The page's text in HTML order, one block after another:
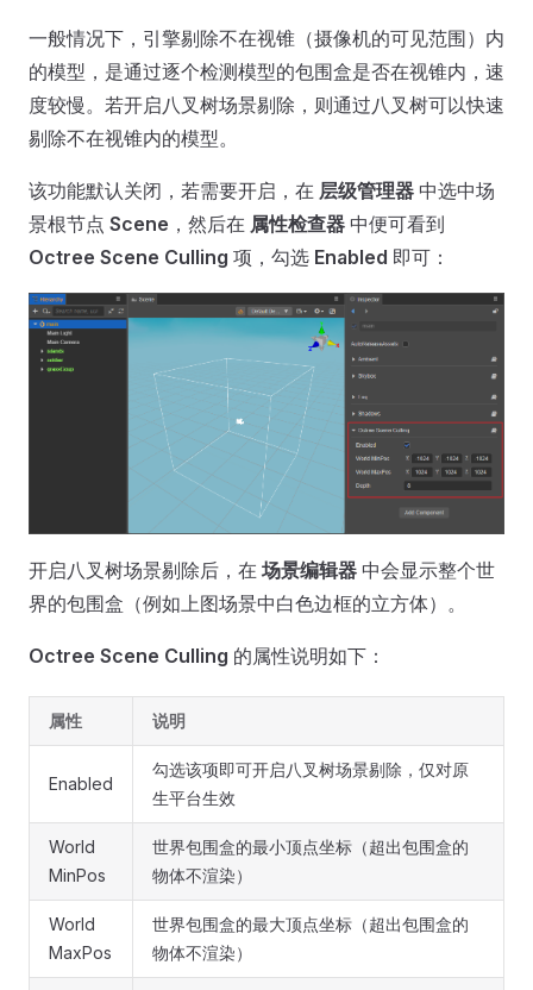
一般情况下，引擎剔除不在视锥（摄像机的可见范围）内
的模型，是通过逐个检测模型的包围盒是否在视锥内，速
度较慢。若开启八叉树场景剔除，则通过八叉树可以快速
剔除不在视锥内的模型。
该功能默认关闭，若需要开启，在 层级管理器 中选中场
景根节点 Scene ，然后在 属性检查器 中便可看到
Octree Scene Culling 项，勾选 Enabled 即可：
开启八叉树场景剔除后，在 场景编辑器 中会显示整个世
界的包围盒（例如上图场景中白色边框的立方体）。
Octree Scene Culling 的属性说明如下：
属性 说明
Enabled
勾选该项即可开启八叉树场景剔除，仅对原
生平台生效
World
MinPos
世界包围盒的最小顶点坐标（超出包围盒的
物体不渲染）
World
MaxPos
世界包围盒的最大顶点坐标（超出包围盒的
物体不渲染）